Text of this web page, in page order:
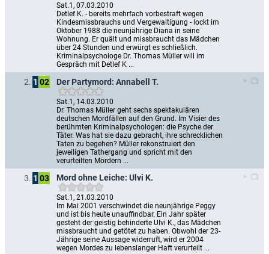
Sat.1, 07.03.2010
Detlef K. - bereits mehrfach vorbestraft wegen
Kindesmissbrauchs und Vergewaltigung - lockt im
Oktober 1988 die neunjährige Diana in seine
Wohnung. Er quält und missbraucht das Mädchen
über 24 Stunden und erwürgt es schließlich.
Kriminalpsychologe Dr. Thomas Müller will im
Gespräch mit Detlef K ...
2. 1 02 Der Partymord: Annabell T.
Sat.1, 14.03.2010
Dr. Thomas Müller geht sechs spektakulären
deutschen Mordfällen auf den Grund. Im Visier des
berühmten Kriminalpsychologen: die Psyche der
Täter. Was hat sie dazu gebracht, ihre schrecklichen
Taten zu begehen? Müller rekonstruiert den
jeweiligen Tathergang und spricht mit den
verurteilten Mördern ...
3. 1 03 Mord ohne Leiche: Ulvi K.
Sat.1, 21.03.2010
Im Mai 2001 verschwindet die neunjährige Peggy
und ist bis heute unauffindbar. Ein Jahr später
gesteht der geistig behinderte Ulvi K., das Mädchen
missbraucht und getötet zu haben. Obwohl der 23-
Jährige seine Aussage widerruft, wird er 2004
wegen Mordes zu lebenslanger Haft verurteilt ...